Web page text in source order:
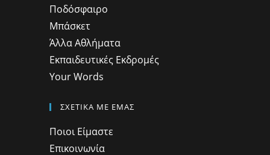
Ποδόσφαιρο
Μπάσκετ
Άλλα Αθλήματα
Εκπαιδευτικές Εκδρομές
Your Words
ΣΧΕΤΙΚΑ ΜΕ ΕΜΑΣ
Ποιοι Είμαστε
Επικοινωνία